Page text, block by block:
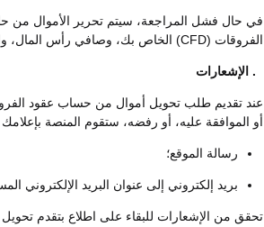
في حال فشل المراجعة، سيتم تحرير الأموال من
الفروقات (CFD) الخاص بك، وصافي رأس المال، والهامش المتاح.
أو الموافقة عليه، أو رفضه، ستقوم المنصة
رسالة الموقع؛
بريد إلكتروني إلى عنوان البريد الإلكتروني
تحقق من الإشعارات للبقاء على اطلاع بتقدم تحويل